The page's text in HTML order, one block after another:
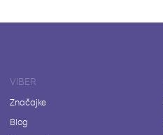
VIBER
Značajke
Blog